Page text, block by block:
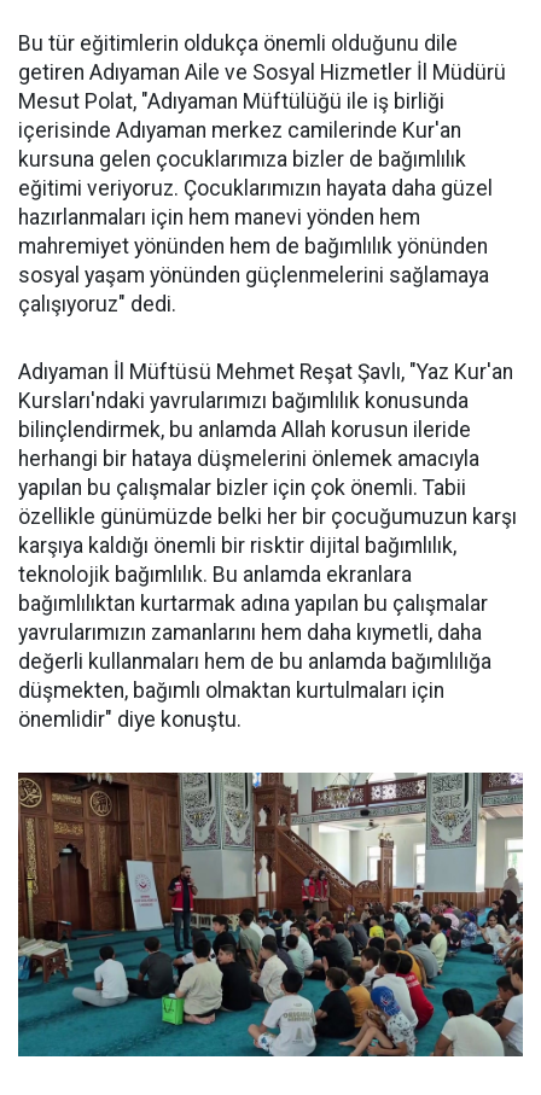
Bu tür eğitimlerin oldukça önemli olduğunu dile
getiren Adıyaman Aile ve Sosyal Hizmetler İl Müdürü
Mesut Polat, "Adıyaman Müftülüğü ile iş birliği
içerisinde Adıyaman merkez camilerinde Kur'an
kursuna gelen çocuklarımıza bizler de bağımlılık
eğitimi veriyoruz. Çocuklarımızın hayata daha güzel
hazırlanmaları için hem manevi yönden hem
mahremiyet yönünden hem de bağımlılık yönünden
sosyal yaşam yönünden güçlenmelerini sağlamaya
çalışıyoruz" dedi.
Adıyaman İl Müftüsü Mehmet Reşat Şavlı, "Yaz Kur'an
Kursları'ndaki yavrularımızı bağımlılık konusunda
bilinçlendirmek, bu anlamda Allah korusun ileride
herhangi bir hataya düşmelerini önlemek amacıyla
yapılan bu çalışmalar bizler için çok önemli. Tabii
özellikle günümüzde belki her bir çocuğumuzun karşı
karşıya kaldığı önemli bir risktir dijital bağımlılık,
teknolojik bağımlılık. Bu anlamda ekranlara
bağımlılıktan kurtarmak adına yapılan bu çalışmalar
yavrularımızın zamanlarını hem daha kıymetli, daha
değerli kullanmaları hem de bu anlamda bağımlılığa
düşmekten, bağımlı olmaktan kurtulmaları için
önemlidir" diye konuştu.